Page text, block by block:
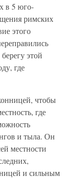
в 5 юго-
римских
этого
этой
где
чтобы
где
и тыла. Он
местности
и сильным